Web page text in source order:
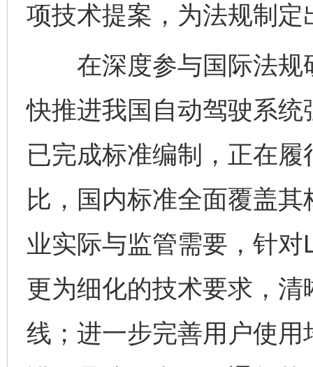
项技术提案，为法规制
在深度参与国际法规
快推进我国自动驾驶系
已完成标准编制，正在
比，国内标准全面覆盖
业实际与监管需要，针
更为细化的技术要求，
线；进一步完善用户使